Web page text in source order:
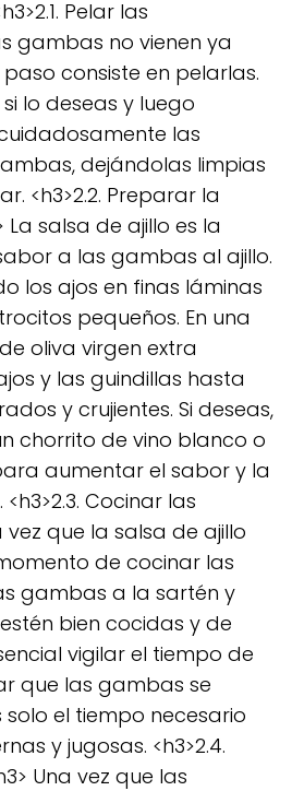
Pelar las
gambas no vienen ya
consiste en pelarlas.
lo deseas y luego
las
dejándolas limpias
<h3>2.2. Preparar la
La salsa de ajillo es la
a las gambas al ajillo.
los ajos en finas láminas
pequeños. En una
oliva virgen extra
y las guindillas hasta
y crujientes. Si deseas,
chorrito de vino blanco o
aumentar el sabor y la
Cocinar las
que la salsa de ajillo
de cocinar las
gambas a la sartén y
bien cocidas y de
vigilar el tiempo de
que las gambas se
el tiempo necesario
y jugosas. <h3>2.4.
Una vez que las